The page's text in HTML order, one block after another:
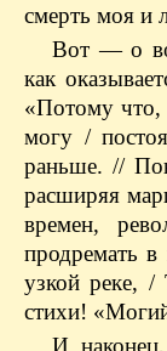
смерть моя
Вот — о
как
«Потому что,
могу /
раньше. //
расширяя
времен,
продремать
узкой реке, /
стихи!
И